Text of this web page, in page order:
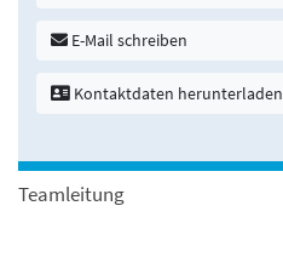
E-Mail schreiben
Kontaktdaten herunterladen
Teamleitung